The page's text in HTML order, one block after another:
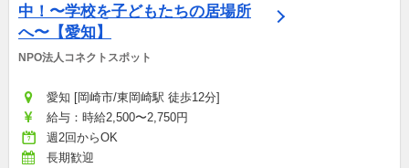
中！〜学校を子どもたちの居場所
へ〜【愛知】
NPO法人コネクトスポット
愛知 [岡崎市/東岡崎駅 徒歩12分]
給与：時給2,500〜2,750円
週2回からOK
長期歓迎